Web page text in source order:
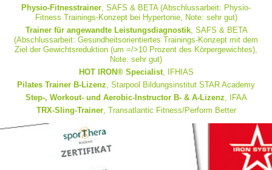
Physio-Fitnesstrainer SAFS & BETA(Abschlussarbeit: Physio-
Fitness Trainings-Konzept bei Hypertonie, Note: sehr gut)
Trainer für angewandte Leistungsdiagnostik, SAFS & BETA
(Abschlussarbeit: Gesundheitsorientiertes Trainings-Konzept mit dem
Ziel der Gewichtsreduktion (um =/>10 Prozent des Körpergewichtes),
Note: sehr gut)
HOT IRON® Specialist,
IFHIAS
Pilates Trainer B-Lizenz Starpool Bildungsinstitut STAR Academy
Step-, Workout- und Aerobic-Instructor B- & A-Lizenz
IFAA
TRX-Sling-Trainer, Transatlantic Fitness/Perform Better